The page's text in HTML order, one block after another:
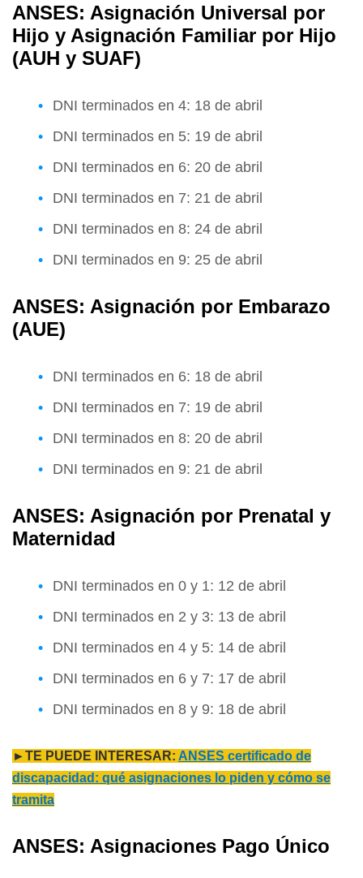
ANSES: Asignación Universal por
Hijo y Asignación Familiar por Hijo
(AUH y SUAF)
DNI terminados en 4: 18 de abril
DNI terminados en 5: 19 de abril
DNI terminados en 6: 20 de abril
DNI terminados en 7: 21 de abril
DNI terminados en 8: 24 de abril
DNI terminados en 9: 25 de abril
ANSES: Asignación por Embarazo
(AUE)
DNI terminados en 6: 18 de abril
DNI terminados en 7: 19 de abril
DNI terminados en 8: 20 de abril
DNI terminados en 9: 21 de abril
ANSES: Asignación por Prenatal y
Maternidad
DNI terminados en 0 y 1: 12 de abril
DNI terminados en 2 y 3: 13 de abril
DNI terminados en 4 y 5: 14 de abril
DNI terminados en 6 y 7: 17 de abril
DNI terminados en 8 y 9: 18 de abril
►TE PUEDE INTERESAR: ANSES certificado de
discapacidad: qué asignaciones lo piden y cómo se
tramita
ANSES: Asignaciones Pago Único